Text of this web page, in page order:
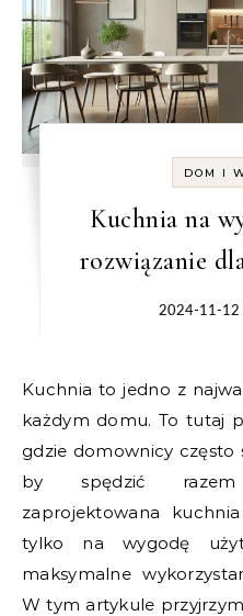
DOM I
Kuchnia na
rozwiązanie
2024-11-12
Kuchnia to jedno z
każdym domu. To tutaj
gdzie domownicy często
by spędzić razem
zaprojektowana
tylko na wygodę
maksymalne
W tym artykule